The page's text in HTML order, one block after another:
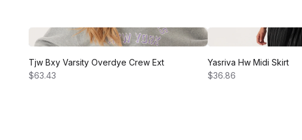
Tjw Bxy Varsity Overdye Crew Ext
$63.43
Yasriva Hw Midi Skirt
$36.86